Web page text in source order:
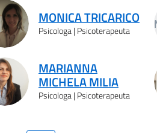
MONICA TRICARICO
Psicologa | Psicoterapeuta
MARIANNA
MICHELA MILIA
Psicologa | Psicoterapeuta